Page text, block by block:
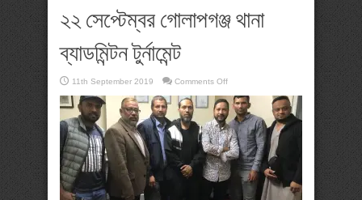
২২ সেপ্টেম্বর গোলাপগঞ্জ থানা
ব্যাডমিন্টন টুর্নামেন্ট
11th September 2019 Comments Offon
সেপ্টেম্বর
গোলাপগঞ্জ
থানা
ব্যাডমিন্টন
টুর্নামেন্ট